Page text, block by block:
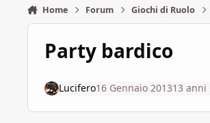
Home Forum Giochi di Ruolo
Party bardico
Lucifero16 Gennaio 201313 anni